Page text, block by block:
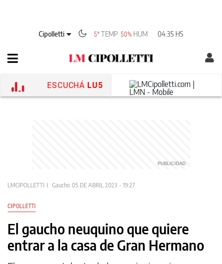
Cipolletti 5°TEMP 50% HUM 04:35 HS
ESCUCHÁ LU5
LMCIPOLLETTI Gaucho 05 DE ABRIL 2023 - 19:27
CIPOLLETTI
El gaucho neuquino que quiere
entrar a la casa de Gran Hermano